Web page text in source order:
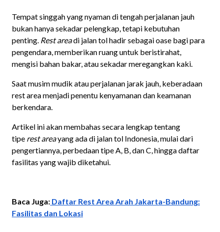
Tempat singgah yang nyaman di tengah perjalanan jauh
bukan hanya sekadar pelengkap, tetapi kebutuhan
penting. Rest areadi jalan tol hadir sebagai oase bagi para
pengendara, memberikan ruang untuk beristirahat,
mengisi bahan bakar, atau sekadar meregangkan kaki.
Saat musim mudik atau perjalanan jarak jauh, keberadaan
rest area menjadi penentu kenyamanan dan keamanan
berkendara.
Artikel ini akan membahas secara lengkap tentang
tipe rest areayang ada di jalan tol Indonesia, mulai dari
pengertiannya, perbedaan tipe A, B, dan C, hingga daftar
fasilitas yang wajib diketahui.
Baca Juga: Daftar Rest Area Arah Jakarta-Bandung:
Fasilitas dan Lokasi